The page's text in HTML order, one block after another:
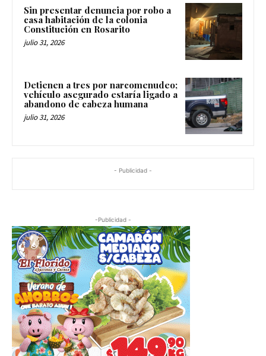
Sin presentar denuncia por robo a
casa habitación de la colonia
Constitución en Rosarito
julio 31, 2026
Detienen a tres por narcomenudeo;
vehículo asegurado estaría ligado a
abandono de cabeza humana
julio 31, 2026
- Publicidad -
-Publicidad -